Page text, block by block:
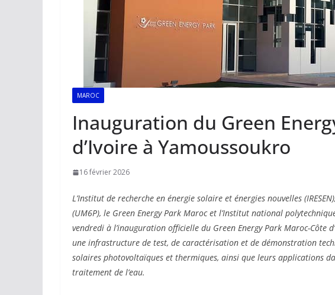
MAROC
Inauguration du Green
d’Ivoire à Yamoussoukro
16 février 2026
L’Institut de recherche en énergie solaire et énergies nouvelles
(UM6P), le Green Energy Park Maroc et l’Institut national
vendredi à l’inauguration officielle du Green Energy Park Maroc-Côte
une infrastructure de test, de caractérisation et de démonstration
solaires photovoltaïques et thermiques, ainsi que leurs applications
traitement de l’eau.